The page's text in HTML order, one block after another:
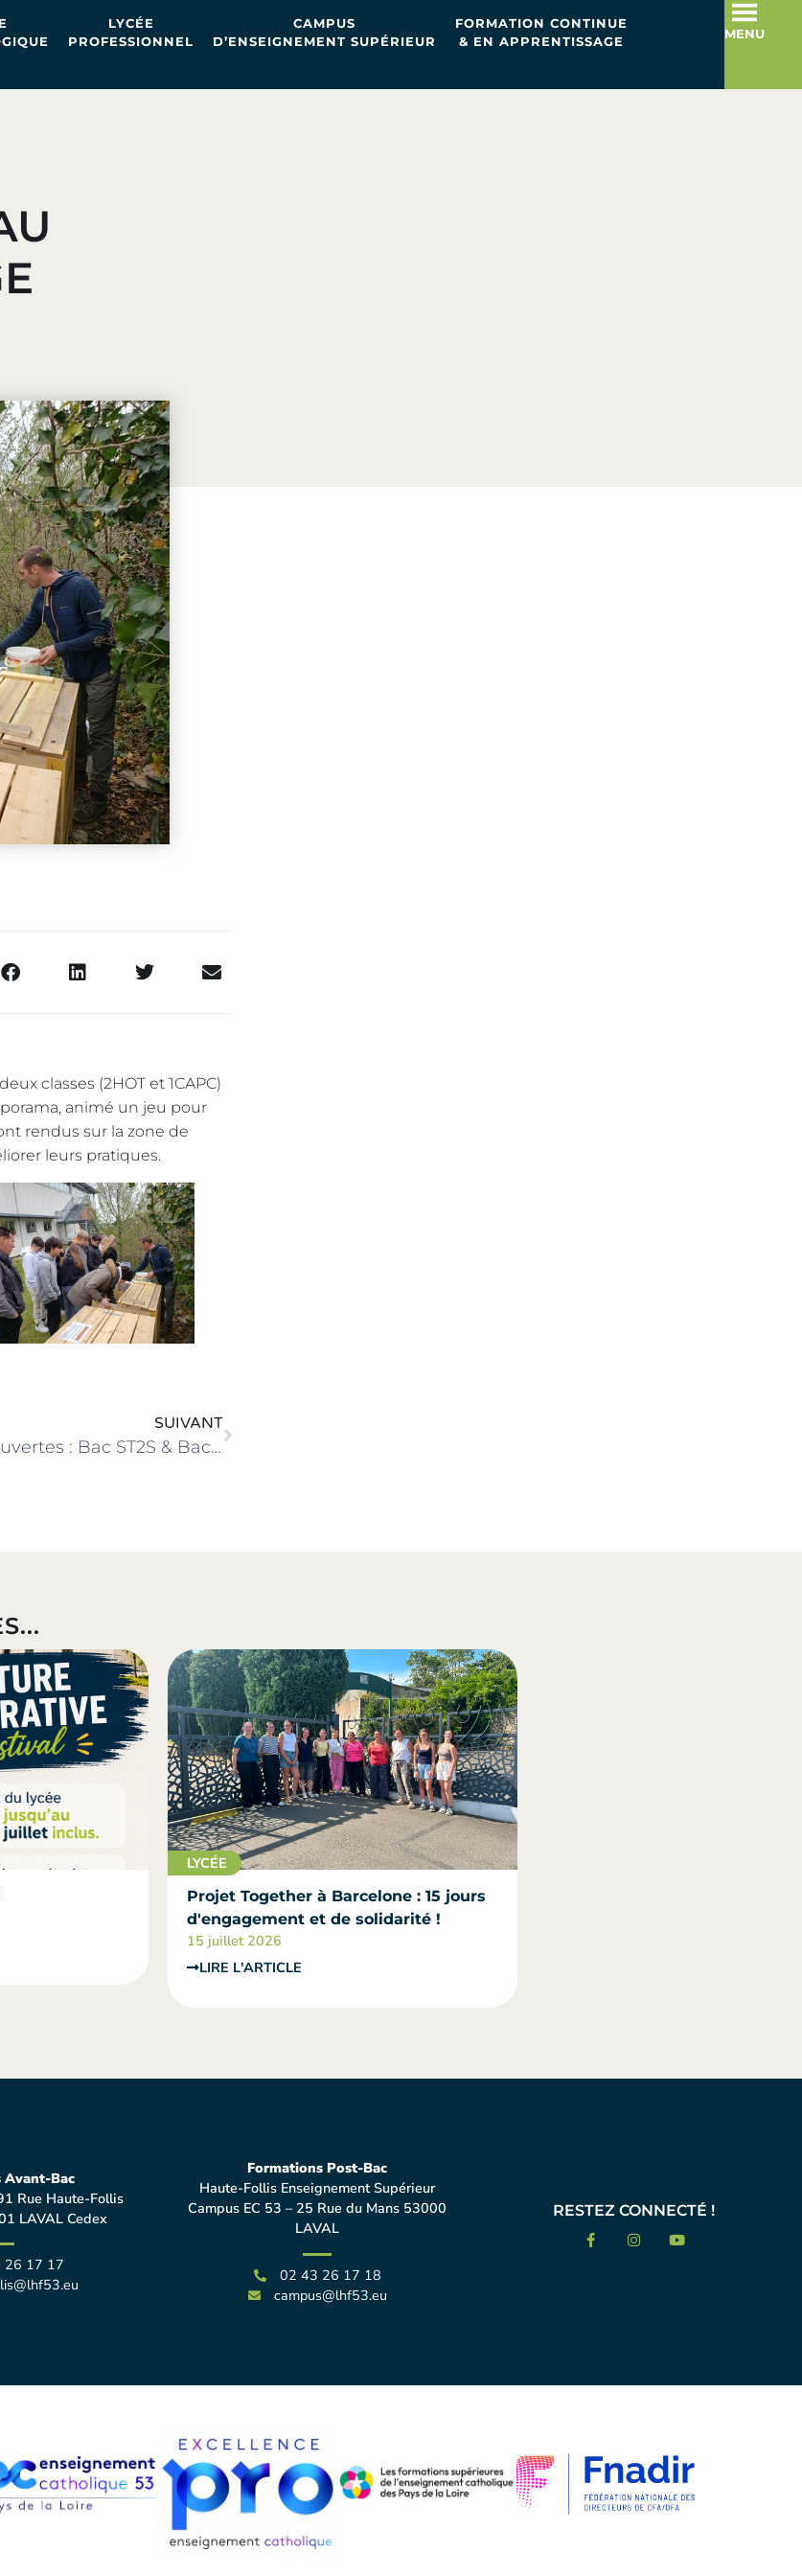
LYCÉE
PROFESSIONNEL
CAMPUS
D’ENSEIGNEMENT SUPÉRIEUR
FORMATION CONTINUE
& EN APPRENTISSAGE
MENU
classes (2HOT et 1CAPC)
animé un jeu pour
rendus sur la zone de
leurs pratiques.
SUIVANT
Journées découvertes : Bac ST2S & Bac STMG
LYCÉE
Projet Together à Barcelone : 15 jours
d'engagement et de solidarité !
15 juillet 2026
LIRE L'ARTICLE
Avant-Bac
Rue Haute-Follis
LAVAL Cedex
26 17 17
Formations Post-Bac
Haute-Follis Enseignement Supérieur
Campus EC 53 – 25 Rue du Mans 53000
LAVAL
02 43 26 17 18
campus@lhf53.eu
RESTEZ CONNECTÉ !